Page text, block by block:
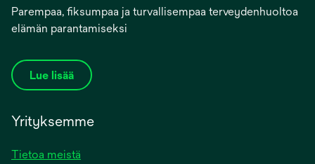
Parempaa, fiksumpaa ja turvallisempaa terveydenhuoltoa
elämän parantamiseksi
Lue lisää
Yrityksemme
Tietoa meistä